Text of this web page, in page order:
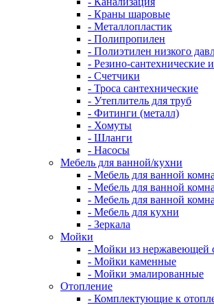
- Краны шаровые
- Металлопластик
- Полипропилен
- Полиэтилен низкого
- Резино-сантехнические
- Счетчики
- Троса сантехнические
- Утеплитель для труб
- Фитинги (металл)
- Хомуты
- Шланги
- Насосы
Мебель для ванной/кухни
- Мебель для ванной
- Мебель для ванной
- Мебель для ванной
- Мебель для кухни
- Зеркала
Мойки
- Мойки из нержавеющей
- Мойки каменные
- Мойки эмалированные
Отопление
- Комплектующие к